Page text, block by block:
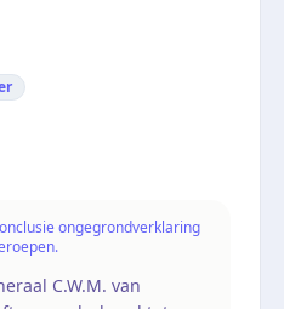
ongegrondverklaring
C.W.M. van